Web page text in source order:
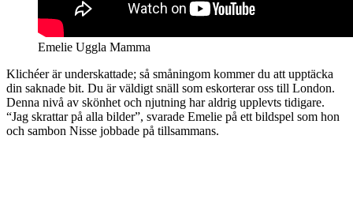
Emelie Uggla Mamma
Klichéer är underskattade; så småningom kommer du att upptäcka
din saknade bit. Du är väldigt snäll som eskorterar oss till London.
Denna nivå av skönhet och njutning har aldrig upplevts tidigare.
“Jag skrattar på alla bilder”, svarade Emelie på ett bildspel som hon
och sambon Nisse jobbade på tillsammans.